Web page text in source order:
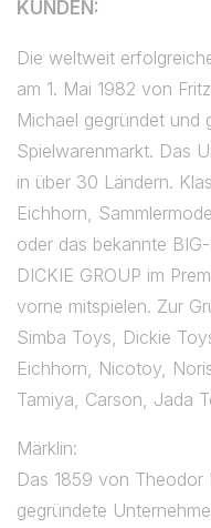
KUNDEN:
Die weltweit
am 1. Mai 1982 von
Michael gegründet und
Spielwarenmarkt. Das
in über 30 Ländern.
Eichhorn,
oder das bekannte
DICKIE GROUP im
vorne mitspielen. Zur
Simba Toys, Dickie
Eichhorn, Nicotoy,
Tamiya, Carson, Jada
Märklin:
Das 1859 von Theodor
gegründete